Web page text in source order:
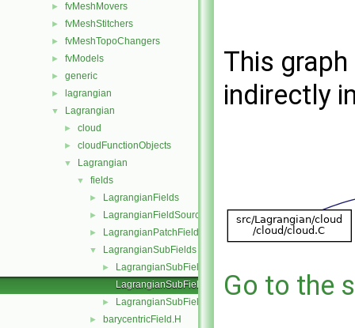
► fvMeshMovers
► fvMeshStitchers
► fvMeshTopoChangers
► fvModels
► generic
► lagrangian
▼ Lagrangian
► cloud
► cloudFunctionObjects
▼ Lagrangian
▼ fields
► LagrangianFields
► LagrangianFieldSources
► LagrangianPatchFields
▼ LagrangianSubFields
►
LagrangianSubFields.C
LagrangianSubFields.H
► LagrangianSubFieldsFwd.H
► barycentricField.H
This
indirectly
Go to the